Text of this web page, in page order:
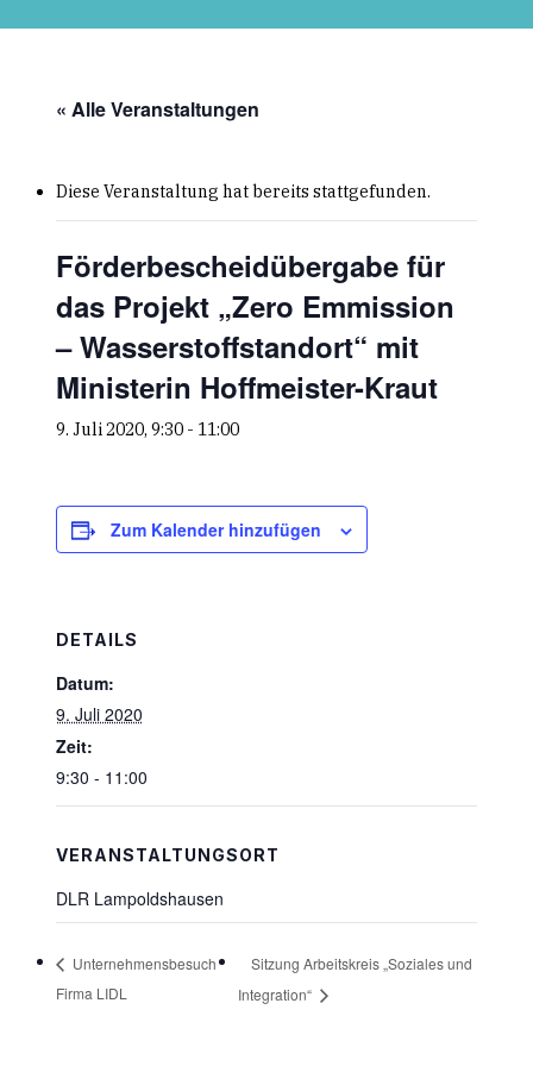
« Alle Veranstaltungen
Diese Veranstaltung hat bereits stattgefunden.
Förderbescheidübergabe für
das Projekt „Zero Emmission
– Wasserstoffstandort“ mit
Ministerin Hoffmeister-Kraut
9. Juli 2020, 9:30- 11:00
Zum Kalender hinzufügen
DETAILS
Datum:
9. Juli 2020
Zeit:
9:30 - 11:00
VERANSTALTUNGSORT
DLR Lampoldshausen
Unternehmensbesuch
Firma LIDL
Sitzung Arbeitskreis „Soziales und
Integration“